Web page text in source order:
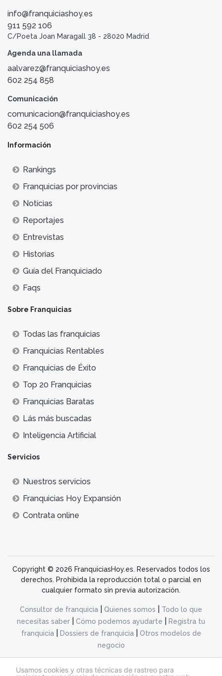
Usamos cookies y otras técnicas de rastreo para
info@franquiciashoy.es
911 592 106
C/Poeta Joan Maragall 38 - 28020 Madrid
Agenda una llamada
aalvarez@franquiciashoy.es
602 254 858
Comunicación
comunicacion@franquiciashoy.es
602 254 506
Información
Rankings
Franquicias por provincias
Noticias
Reportajes
Entrevistas
Historias
Guía del Franquiciado
Faqs
Sobre Franquicias
Todas las franquicias
Franquicias Rentables
Franquicias de Éxito
Top 20 Franquicias
Franquicias Baratas
Lás más buscadas
Inteligencia Artificial
Servicios
Nuestros servicios
Franquicias Hoy Expansión
Contrata online
Copyright © 2026 FranquiciasHoy.es. Reservados todos los
derechos. Prohibida la reproducción total o parcial en
cualquier formato sin previa autorización.
Consultor de franquicia Quienes somos
Todo lo que
necesitas saber
Cómo podemos ayudarte
Registra tu
franquicia| Dossiers de franquicia|
Otros modelos de
negocio